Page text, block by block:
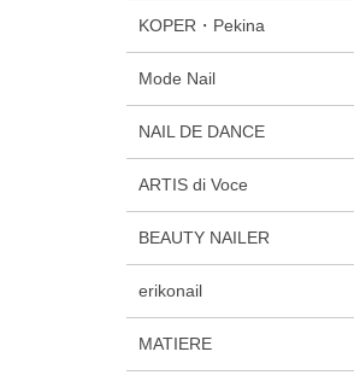
KOPER・Pekina
Mode Nail
NAIL DE DANCE
ARTIS di Voce
BEAUTY NAILER
erikonail
MATIERE